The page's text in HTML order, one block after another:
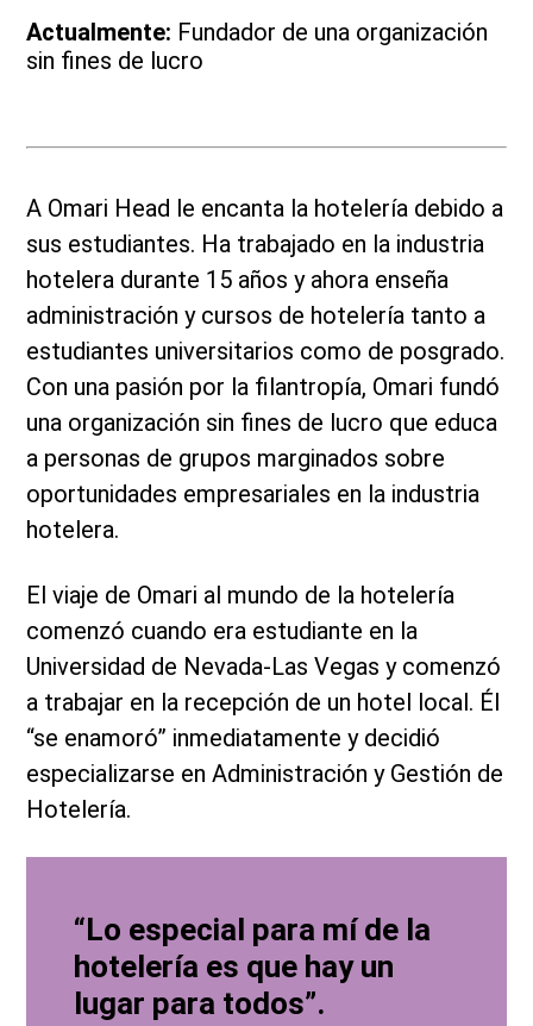
Actualmente: Fundador de una organización
sin fines de lucro
A Omari Head le encanta la hotelería debido a
sus estudiantes. Ha trabajado en la industria
hotelera durante 15 años y ahora enseña
administración y cursos de hotelería tanto a
estudiantes universitarios como de posgrado.
Con una pasión por la filantropía, Omari fundó
una organización sin fines de lucro que educa
a personas de grupos marginados sobre
oportunidades empresariales en la industria
hotelera.
El viaje de Omari al mundo de la hotelería
comenzó cuando era estudiante en la
Universidad de Nevada-Las Vegas y comenzó
a trabajar en la recepción de un hotel local. Él
“se enamoró” inmediatamente y decidió
especializarse en Administración y Gestión de
Hotelería.
“Lo especial para mí de la
hotelería es que hay un
lugar para todos”.